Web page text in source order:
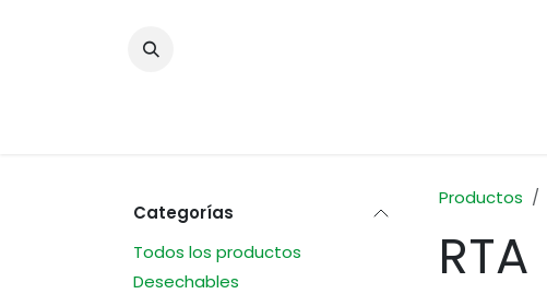
Categorías
Todos los productos
Desechables
Productos
RTA